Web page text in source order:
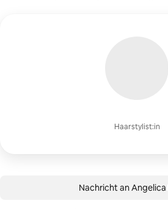
Haarstylist:in
Nachricht an Angelica